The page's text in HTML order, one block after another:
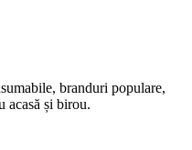
branduri populare,
acasă și birou.